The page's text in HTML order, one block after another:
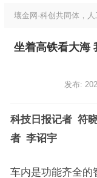
壤金网-科创共同体，人
坐着高铁看大海
发布:
科技日报记者 符
者 李诏宇
车内是功能齐全的